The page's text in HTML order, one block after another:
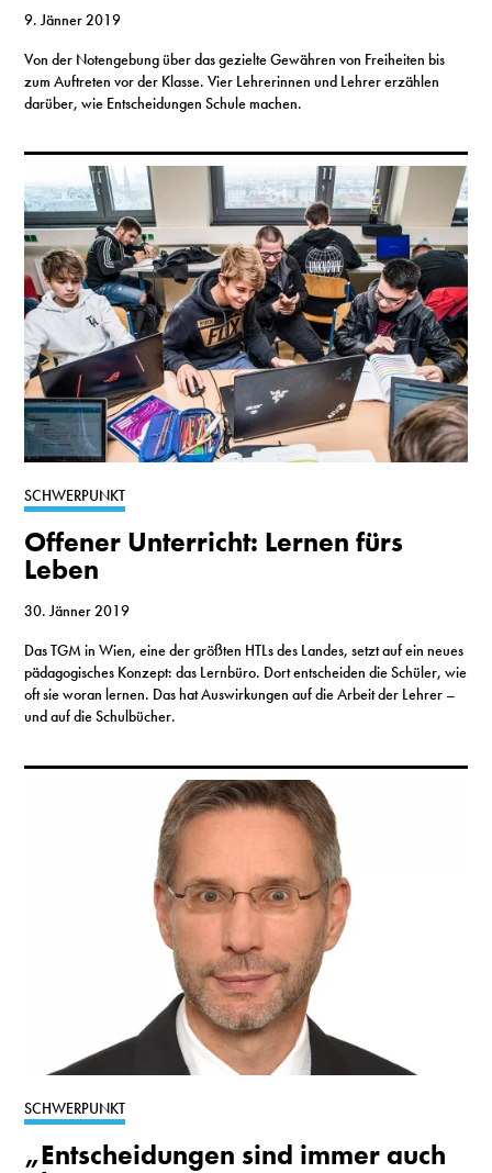
9. Jänner 2019
Von der Notengebung über das gezielte Gewähren von Freiheiten bis
zum Auftreten vor der Klasse. Vier Lehrerinnen und Lehrer erzählen
darüber, wie Entscheidungen Schule machen.
SCHWERPUNKT
Offener Unterricht: Lernen fürs
Leben
30. Jänner 2019
Das TGM in Wien, eine der größten HTLs des Landes, setzt auf ein neues
pädagogisches Konzept: das Lernbüro. Dort entscheiden die Schüler, wie
oft sie woran lernen. Das hat Auswirkungen auf die Arbeit der Lehrer –
und auf die Schulbücher.
SCHWERPUNKT
„Entscheidungen sind immer auch